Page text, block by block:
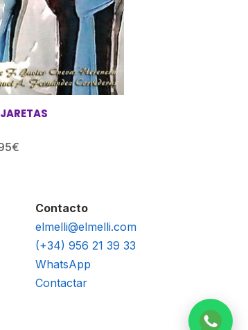
€
Contacto
elmelli@elmelli.com
(+34) 956 21 39 33
WhatsApp
Contactar